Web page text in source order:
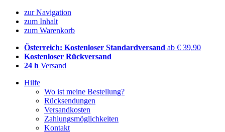
zur Navigation
zum Inhalt
zum Warenkorb
Österreich: Kostenloser Standardversand ab € 39,90
Kostenloser Rückversand
24 h Versand
Hilfe
Wo ist meine Bestellung?
Rücksendungen
Versandkosten
Zahlungsmöglichkeiten
Kontakt